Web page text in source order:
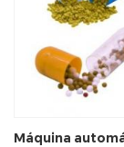
Máquina